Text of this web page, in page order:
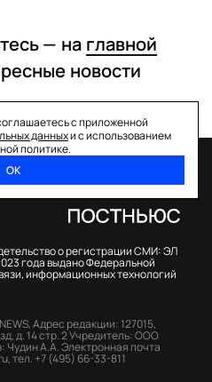
— на главной
новости
с приложенной
данныхи с использованием
политике.
ОК
о регистрации СМИ: ЭЛ
года выдано Федеральной
информационных технологий
Адрес редакции: 127015,
д. 14 стр. 2Учредитель: ООО
Чудин А.А.Электронная почта
,тел. +7 (495) 66-33-811